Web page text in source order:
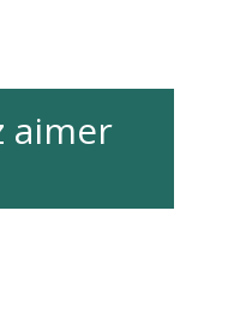
aimer